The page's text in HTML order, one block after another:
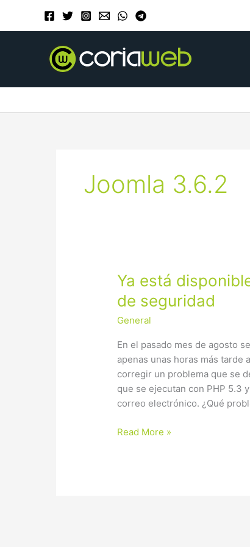
Joomla 3.6.2
Ya está
de seguridad
General
En el pasado mes de agosto
apenas unas horas más tarde
corregir un problema que se
que se ejecutan con PHP 5.3
correo electrónico. ¿Qué
Ya
disponible
Joomla
versión
de
seguridad
Read More »